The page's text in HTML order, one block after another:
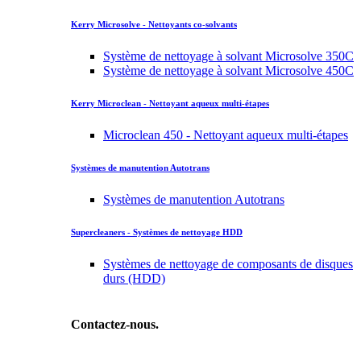
Kerry Microsolve - Nettoyants co-solvants
Système de nettoyage à solvant Microsolve 350C
Système de nettoyage à solvant Microsolve 450C
Kerry Microclean - Nettoyant aqueux multi-étapes
Microclean 450 - Nettoyant aqueux multi-étapes
Systèmes de manutention Autotrans
Systèmes de manutention Autotrans
Supercleaners - Systèmes de nettoyage HDD
Systèmes de nettoyage de composants de disques
durs (HDD)
Contactez-nous.